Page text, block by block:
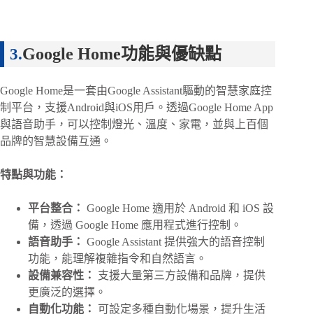
Google Home功能與優缺點
Google Home是一套由Google Assistant驅動的智慧家庭控
制平台，支援Android與iOS用戶。透過Google Home App
與語音助手，可以控制燈光、溫度、家電，並與上百個
品牌的智慧設備互通。
特點與功能：
平台整合： Google Home 適用於 Android 和 iOS 設
備，透過 Google Home 應用程式進行控制。
語音助手： Google Assistant 提供強大的語音控制
功能，能理解複雜指令和自然語言。
設備兼容性：
支援大量第三方設備和品牌，提供
更廣泛的選擇。
自動化功能：
可設定多種自動化場景，提升生活